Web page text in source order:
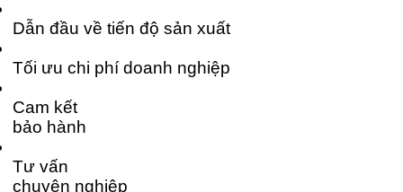
Dẫn đầu về tiến độ sản xuất
Tối ưu chi phí doanh nghiệp
Cam kết
bảo hành
Tư vấn
chuyên nghiệp